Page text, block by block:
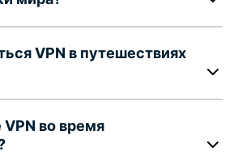
VPN в путешествиях
во время